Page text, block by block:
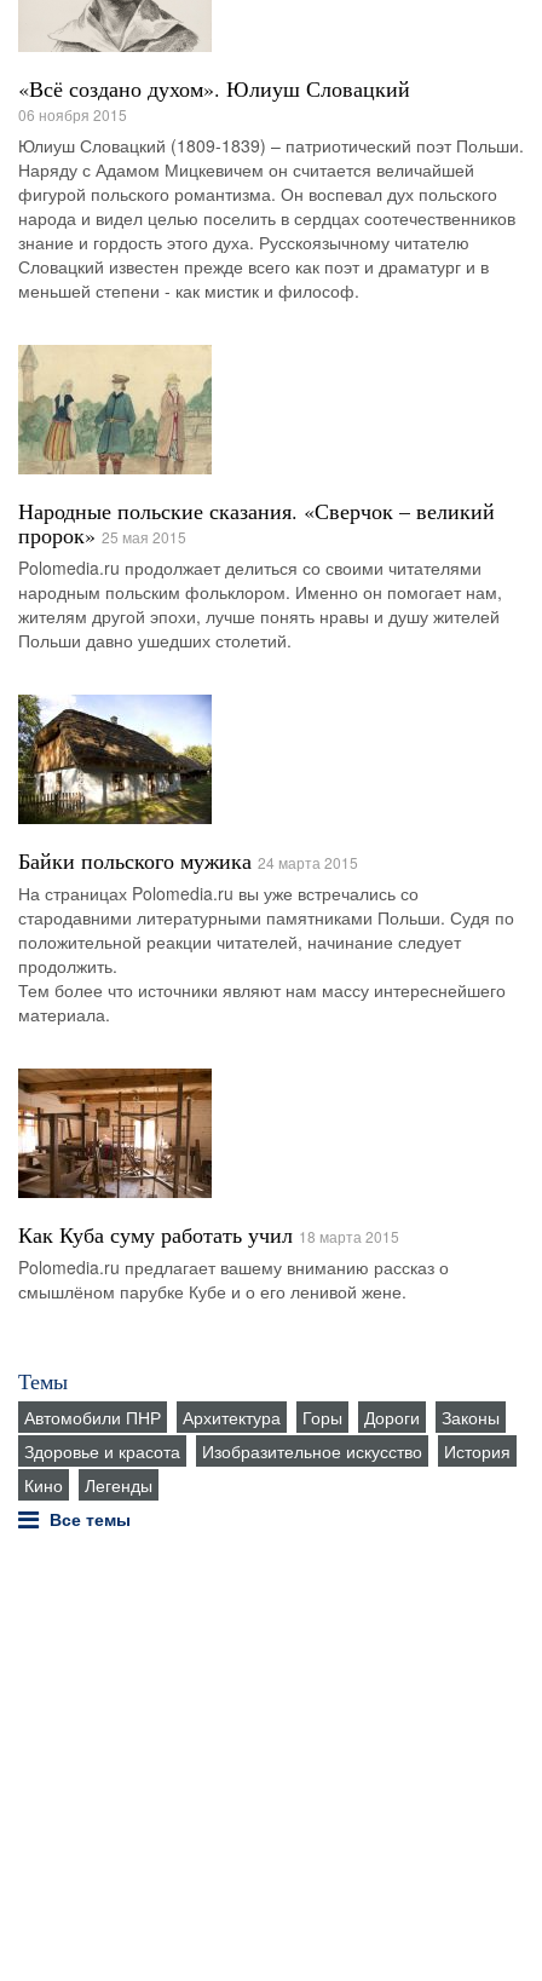
«Всё создано духом». Юлиуш Словацкий
06 ноября 2015
Юлиуш Словацкий (1809-1839) – патриотический поэт Польши.
Наряду с Адамом Мицкевичем он считается величайшей
фигурой польского романтизма. Он воспевал дух польского
народа и видел целью поселить в сердцах соотечественников
знание и гордость этого духа. Русскоязычному читателю
Словацкий известен прежде всего как поэт и драматург и в
меньшей степени - как мистик и философ.
Народные польские сказания. «Сверчок – великий
пророк» 25 мая 2015
Polomedia.ru продолжает делиться со своими читателями
народным польским фольклором. Именно он помогает нам,
жителям другой эпохи, лучше понять нравы и душу жителей
Польши давно ушедших столетий.
Байки польского мужика 24 марта 2015
На страницах Polomedia.ru вы уже встречались со
стародавними литературными памятниками Польши. Судя по
положительной реакции читателей, начинание следует
продолжить.
Тем более что источники являют нам массу интереснейшего
материала.
Как Куба суму работать учил 18 марта 2015
Polomedia.ru предлагает вашему вниманию рассказ о
смышлёном парубке Кубе и о его ленивой жене.
Темы
Автомобили ПНР Архитектура Горы Дороги
Законы
Здоровье и красота
Изобразительное искусство
История
Кино
Легенды
Все темы